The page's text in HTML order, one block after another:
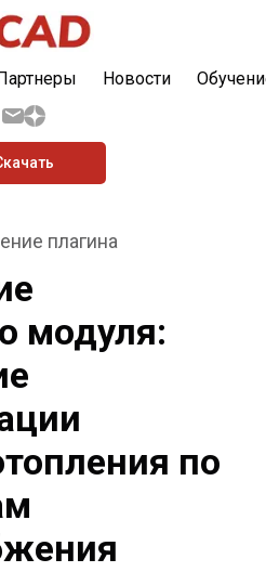
Партнеры Новости
плагина
модуля:
по